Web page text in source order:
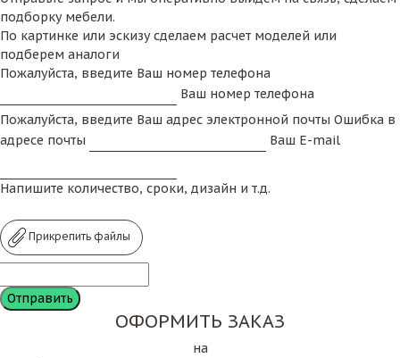
подборку мебели.
По картинке или эскизу сделаем расчет моделей или
подберем аналоги
Пожалуйста, введите Ваш номер телефона
Ваш номер телефона
Пожалуйста, введите Ваш адрес электронной почты Ошибка в
адресе почты
Ваш E-mail
Напишите количество, сроки, дизайн и т.д.
Прикрепить файлы
ОФОРМИТЬ ЗАКАЗ
на